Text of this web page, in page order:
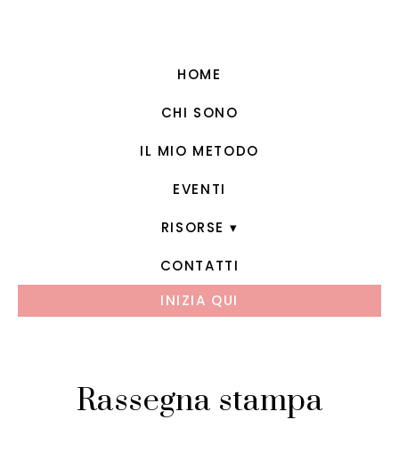
HOME
CHI SONO
IL MIO METODO
EVENTI
RISORSE
CONTATTI
INIZIA QUI
Rassegna stampa